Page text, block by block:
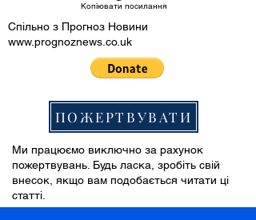
Копіювати посилання
Спільно з Прогноз Новини
www.prognoznews.co.uk
ПОЖЕРТВУВАТИ
Ми працюємо виключно за рахунок
пожертвувань. Будь ласка, зробіть свій
внесок, якщо вам подобається читати ці
статті.